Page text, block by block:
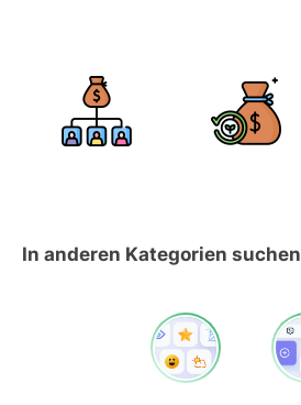
In anderen Kategorien suchen